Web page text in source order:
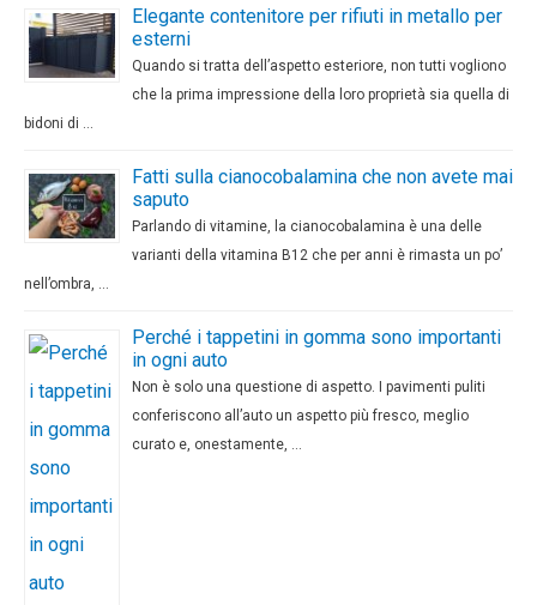
Elegante contenitore per rifiuti in metallo per
esterni
Quando si tratta dell’aspetto esteriore, non tutti vogliono
che la prima impressione della loro proprietà sia quella di
bidoni di …
Fatti sulla cianocobalamina che non avete mai
saputo
Parlando di vitamine, la cianocobalamina è una delle
varianti della vitamina B12 che per anni è rimasta un po’
nell’ombra, …
Perché i tappetini in gomma sono importanti
in ogni auto
Non è solo una questione di aspetto. I pavimenti puliti
conferiscono all’auto un aspetto più fresco, meglio
curato e, onestamente, …